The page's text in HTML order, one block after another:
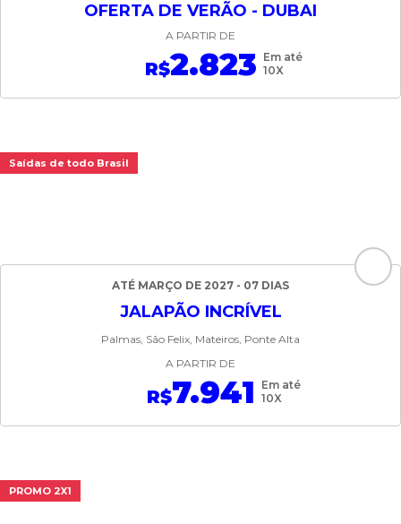
OFERTA DE VERÃO - DUBAI
A PARTIR DE
R$2.823 Em até
10X
Saídas de todo Brasil
ATÉ MARÇO DE 2027 - 07 DIAS
JALAPÃO INCRÍVEL
Palmas, São Felix, Mateiros, Ponte Alta
A PARTIR DE
R$7.941
Em até
10X
PROMO 2X1